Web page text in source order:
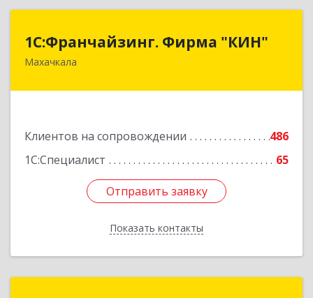
1С:Франчайзинг. Фирма "КИН"
Махачкала
Клиентов на сопровождении
486
1С:Специалист
65
Отправить заявку
Показать контакты
1С:Франчайзинг. Фирма "КИН"
367030, Дагестан Респ, Махачкала г, И.Казака
Отправить заявку
Назад